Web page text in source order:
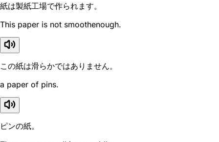
紙は製紙工場で作られます。
This paper is not smoothenough.
この紙は滑らかではありません。
a paper of pins.
ピンの紙。